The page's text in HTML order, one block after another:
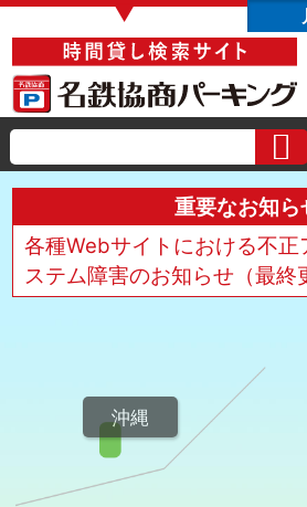
▼
重要なお知ら
各種Webサイトにおける不正
ステム障害のお知らせ（最終
沖縄